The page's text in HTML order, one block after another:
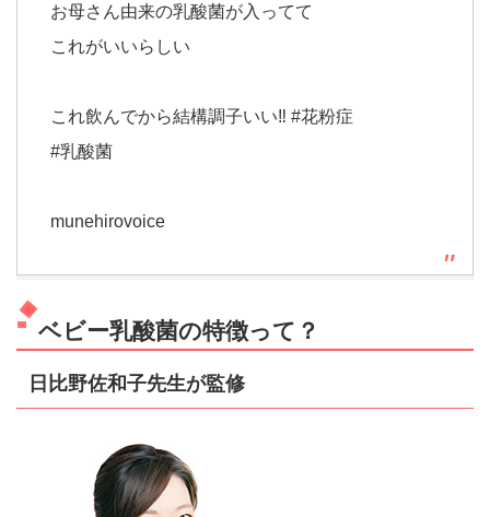
お母さん由来の乳酸菌が入ってて
これがいいらしい
これ飲んでから結構調子いい‼︎ #花粉症
#乳酸菌
munehirovoice
ベビー乳酸菌の特徴って？
日比野佐和子先生が監修